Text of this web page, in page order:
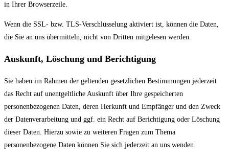
in Ihrer Browserzeile.
Wenn die SSL- bzw. TLS-Verschlüsselung aktiviert ist, können die Daten,
die Sie an uns übermitteln, nicht von Dritten mitgelesen werden.
Auskunft, Löschung und Berichtigung
Sie haben im Rahmen der geltenden gesetzlichen Bestimmungen jederzeit
das Recht auf unentgeltliche Auskunft über Ihre gespeicherten
personenbezogenen Daten, deren Herkunft und Empfänger und den Zweck
der Datenverarbeitung und ggf. ein Recht auf Berichtigung oder Löschung
dieser Daten. Hierzu sowie zu weiteren Fragen zum Thema
personenbezogene Daten können Sie sich jederzeit an uns wenden.